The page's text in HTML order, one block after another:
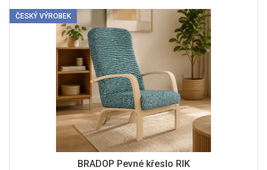
BRADOP Pevné křeslo RIK
ČESKÝ VÝROBEK